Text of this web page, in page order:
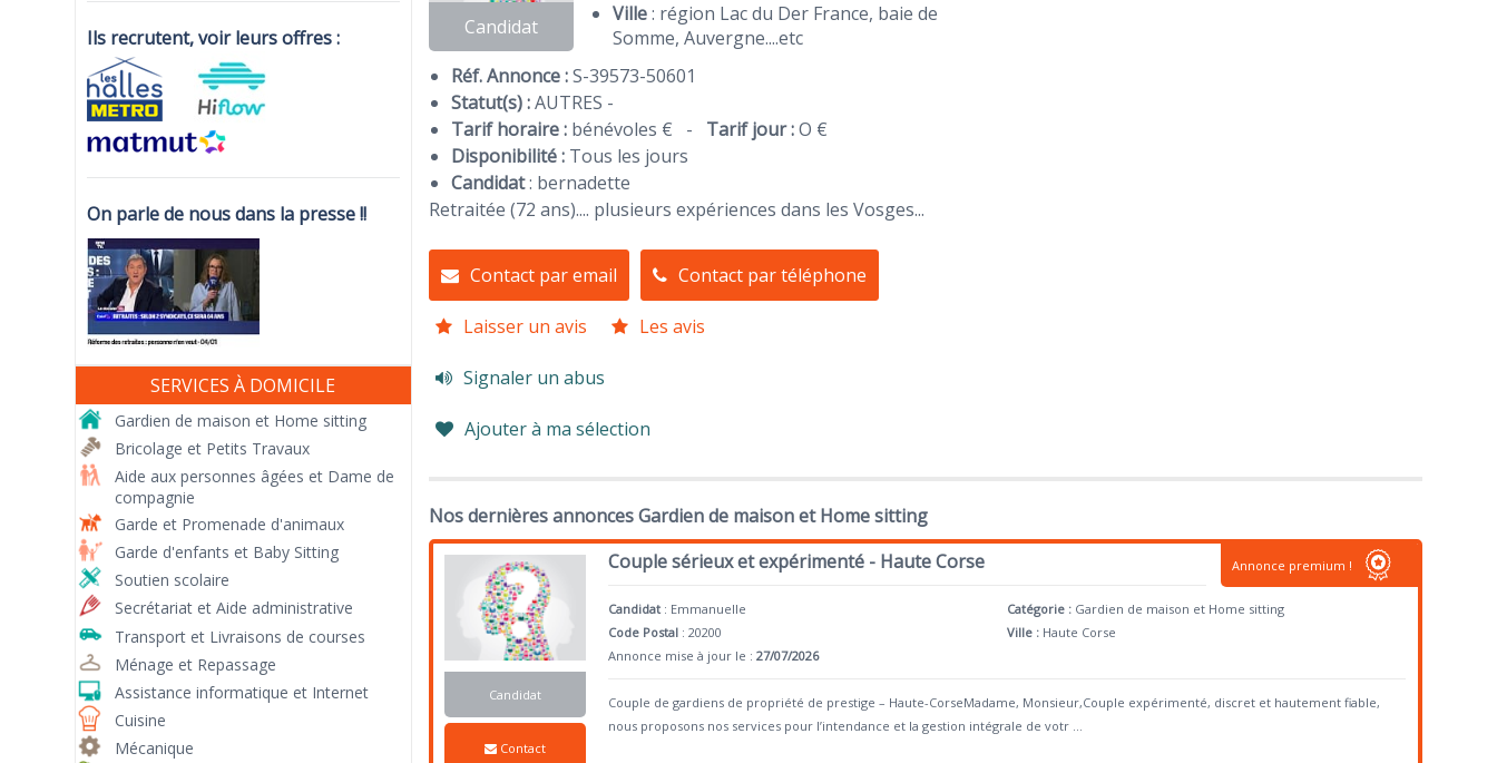
Candidat
Ville: région Lac du Der France, baie de
Somme, Auvergne....etc
Réf. Annonce :S-39573-50601
Statut(s) :AUTRES -
Tarif horaire :bénévoles € - Tarif jour :O €
Disponibilité :Tous les jours
Candidat: bernadette
Retraitée (72 ans).... plusieurs expériences dans les Vosges...
Contact par email Contact par téléphone
Laisser un avis Les avis
Signaler un abus
Ajouter à ma sélection
Nos dernières annonces Gardien de maison et Home sitting
Candidat
Contact
Couple sérieux et expérimenté - Haute Corse
Candidat : Emmanuelle
Code Postal : 20200
Annonce mise à jour le :27/07/2026
Catégorie : Gardien de maison et Home sitting
Ville : Haute Corse
Couple de gardiens de propriété de prestige – Haute-CorseMadame, Monsieur,Couple expérimenté, discret et hautement fiable,
nous proposons nos services pour l’intendance et la gestion intégrale de votr
Annonce premium !
Ils recrutent, voir leurs offres :
On parle de nous dans la presse !!
SERVICES À DOMICILE
Gardien de maison et Home sitting
Bricolage et Petits Travaux
Aide aux personnes âgées et Dame de
compagnie
Garde et Promenade d'animaux
Garde d'enfants et Baby Sitting
Soutien scolaire
Secrétariat et Aide administrative
Transport et Livraisons de courses
Ménage et Repassage
Assistance informatique et Internet
Cuisine
Mécanique